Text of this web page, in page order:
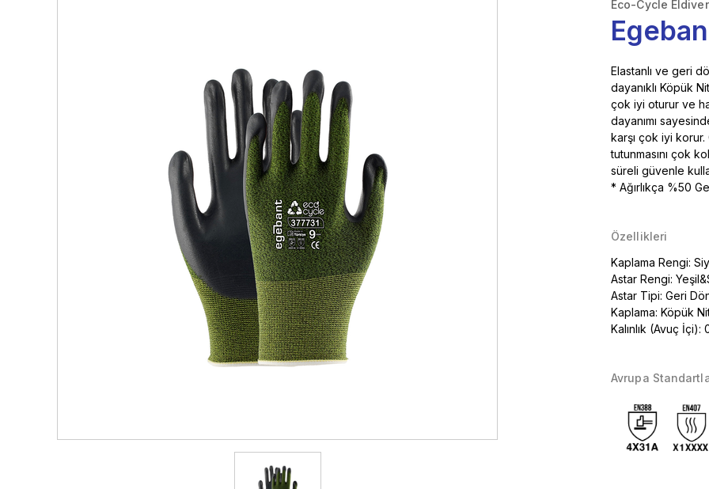
Eco-Cycle
Elastanlı ve geri
dayanıklı Köpük
çok iyi oturur ve
dayanımı
karşı çok iyi
tutunmasını çok
süreli güvenle
* Ağırlıkça %50
Özellikleri
Kaplama Rengi:
Astar Rengi:
Astar Tipi: Geri
Kaplama: Köpük
Kalınlık (Avuç İçi):
Avrupa